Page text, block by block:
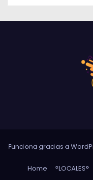
Funciona gracias a
Home °LOCALES°